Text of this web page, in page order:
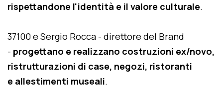
rispettandone l'identità e il valore culturale.
37100 e Sergio Rocca - direttore del Brand
- progettano e realizzano costruzioni ex/novo,
ristrutturazioni di case, negozi, ristoranti
e allestimenti museali.